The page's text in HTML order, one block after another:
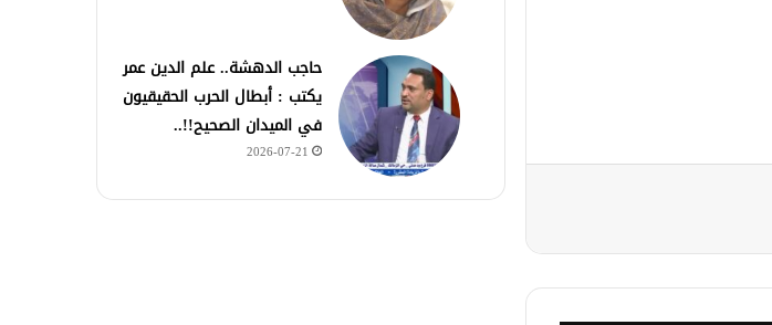
حاجب الدهشة.. علم الدين عمر
يكتب : أبطال الحرب الحقيقيون
في الميدان الصحيح!!..
2026-07-21